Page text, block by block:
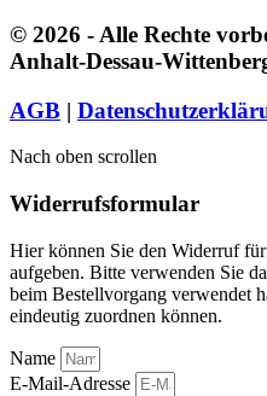
© 2026 - Alle Rechte
Anhalt-Dessau-
AGB |
Nach oben scrollen
Widerrufsformular
Hier können Sie den Widerruf
aufgeben. Bitte verwenden Sie
beim Bestellvorgang verwendet
eindeutig zuordnen können.
Name
E-Mail-Adresse